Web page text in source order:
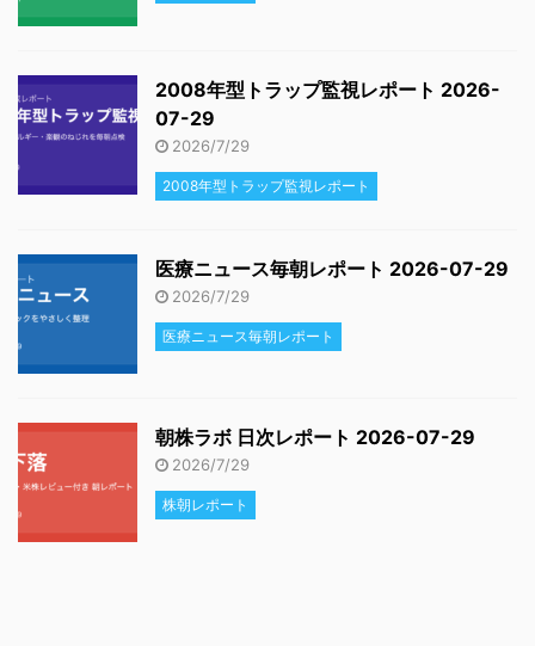
2008年型トラップ監視レポート 2026-
07-29
2026/7/29
2008年型トラップ監視レポート
医療ニュース毎朝レポート 2026-07-29
2026/7/29
医療ニュース毎朝レポート
朝株ラボ 日次レポート 2026-07-29
2026/7/29
株朝レポート